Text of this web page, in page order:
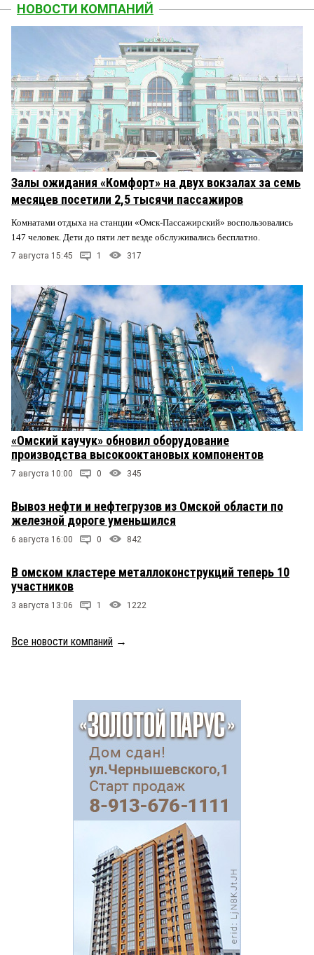
НОВОСТИ КОМПАНИЙ
Залы ожидания «Комфорт» на двух вокзалах за семь
месяцев посетили 2,5 тысячи пассажиров
Комнатами отдыха на станции «Омск-Пассажирский» воспользовались
147 человек. Дети до пяти лет везде обслуживались бесплатно.
7 августа 15:45 1 317
«Омский каучук» обновил оборудование
производства высокооктановых компонентов
7 августа 10:00 0 345
Вывоз нефти и нефтегрузов из Омской области по
железной дороге уменьшился
6 августа 16:00 0 842
В омском кластере металлоконструкций теперь 10
участников
3 августа 13:06 1 1222
Все новости компаний →